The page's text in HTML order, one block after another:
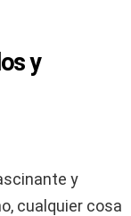
y
y
cualquier cosa